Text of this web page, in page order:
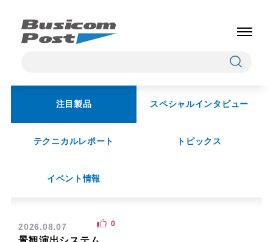
注目製品 スペシャルインタビュー
テクニカルレポート トピックス
イベント情報
2026.08.07 0